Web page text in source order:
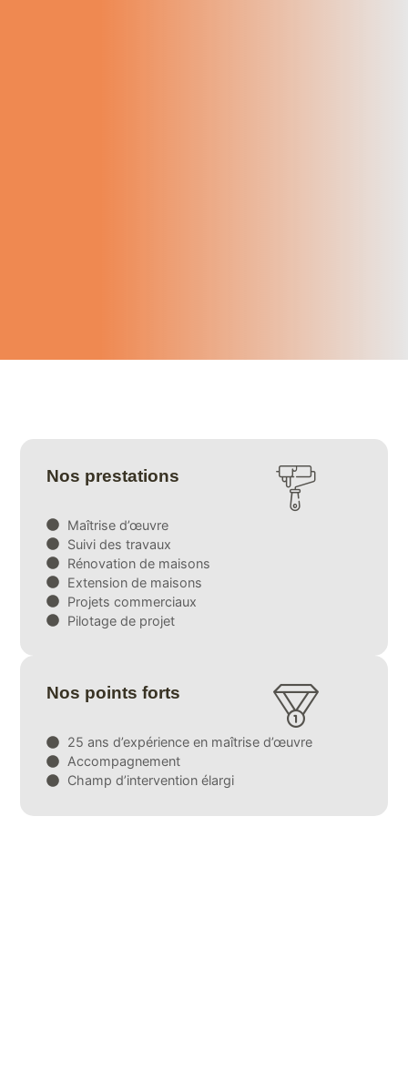
Nos prestations
Maîtrise d’œuvre
Suivi des travaux
Rénovation de maisons
Extension de maisons
Projets commerciaux
Pilotage de projet
Nos points forts
25 ans d’expérience en maîtrise d’œuvre
Accompagnement
Champ d’intervention élargi